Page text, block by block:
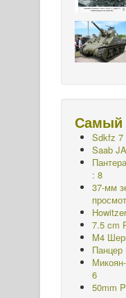
Самый
Sdkfz 7
Saab
: 8
37-мм
7.5 cm
M4
Панцер
6
50mm